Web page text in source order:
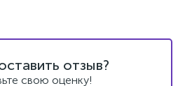
отзыв?
свою оценку!